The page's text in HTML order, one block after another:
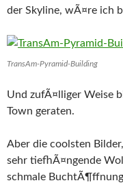
der Skyline, wÃ¤re ich
TransAm-Pyramid-Building
Und zufÃ¤lliger Weise
Town geraten.
Aber die coolsten
sehr tiefhÃ¤ngende
schmale